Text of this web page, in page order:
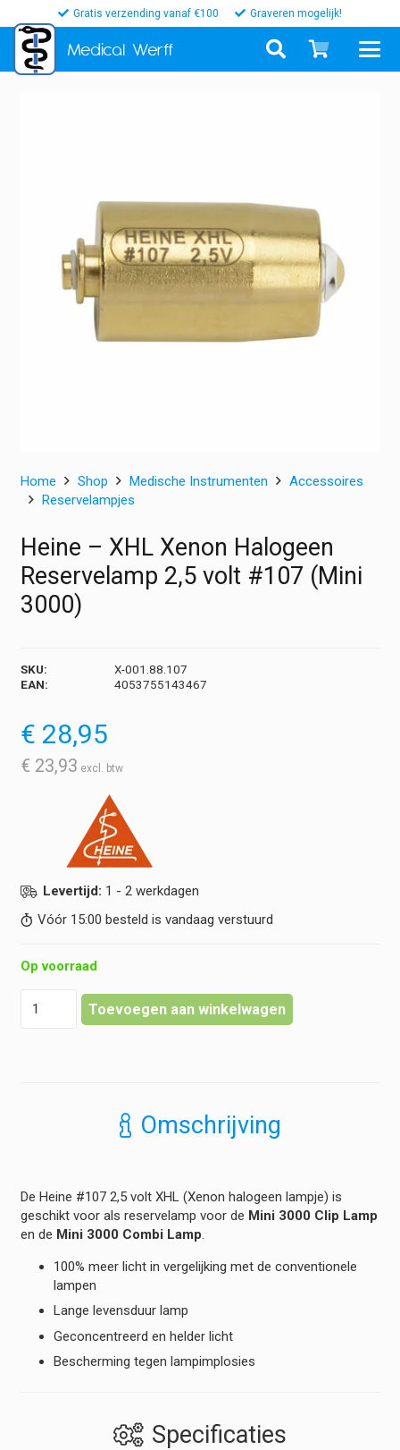
Gratis verzending vanaf €100 Graveren mogelijk!
Medical Werff
Home Shop Medische Instrumenten
Accessoires
Reservelampjes
Heine – XHL Xenon Halogeen
Reservelamp 2,5 volt #107 (Mini
3000)
SKU:
X-001.88.107
EAN:
4053755143467
€ 28,95
€ 23,93
Levertijd: 1 - 2 werkdagen
Vóór 15:00 besteld is vandaag verstuurd
Op voorraad
hoeveelheid
Toevoegen aan winkelwagen
Omschrijving
De Heine #107 2,5 volt XHL (Xenon halogeen lampje) is
geschikt voor als reservelamp voor de Mini 3000 Clip Lamp
en de Mini 3000 Combi Lamp.
100% meer licht in vergelijking met de conventionele
lampen
Lange levensduur lamp
Geconcentreerd en helder licht
Bescherming tegen lampimplosies
Specificaties